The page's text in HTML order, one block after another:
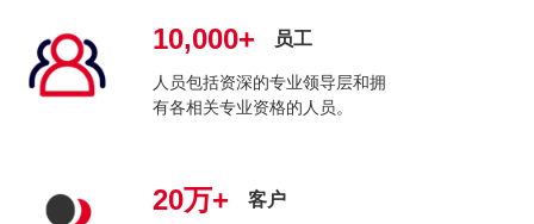
10,000+ 员工
人员包括资深的专业领导层和拥
有各相关专业资格的人员。
20万+ 客户